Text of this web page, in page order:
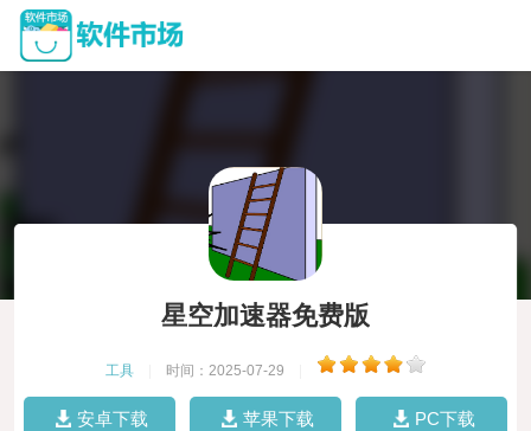
星空加速器免费版
工具 时间：2025-07-29
安卓下载 苹果下载 PC下载